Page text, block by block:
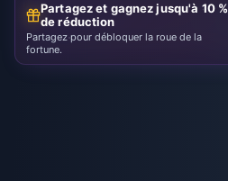
Partagez et gagnez jusqu'à 10 %
de réduction
Partagez pour débloquer la roue de la
fortune.